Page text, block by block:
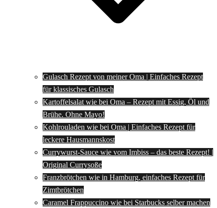
Gulasch Rezept von meiner Oma | Einfaches Rezept
für klassisches Gulasch
Kartoffelsalat wie bei Oma – Rezept mit Essig, Öl und
Brühe. Ohne Mayo!
Kohlrouladen wie bei Oma | Einfaches Rezept für
leckere Hausmannskost
Currywurst-Sauce wie vom Imbiss – das beste Rezept! |
Original Currysoße
Franzbrötchen wie in Hamburg, einfaches Rezept für
Zimtbrötchen
Caramel Frappuccino wie bei Starbucks selber machen